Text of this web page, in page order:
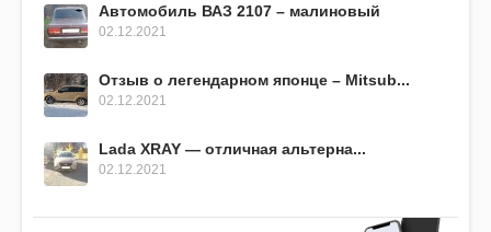
Автомобиль ВАЗ 2107 – малиновый
02.12.2021
Отзыв о легендарном японце – Mitsub...
02.12.2021
Lada XRAY — отличная альтерна...
02.12.2021